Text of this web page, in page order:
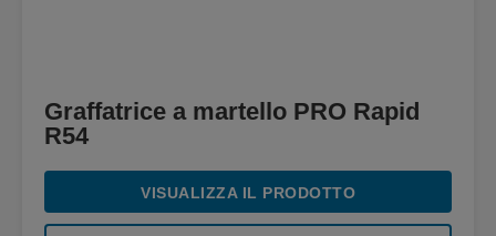
Graffatrice a martello PRO Rapid
R54
VISUALIZZA IL PRODOTTO